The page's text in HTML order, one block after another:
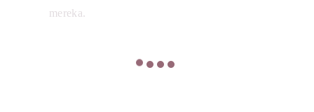
mereka.